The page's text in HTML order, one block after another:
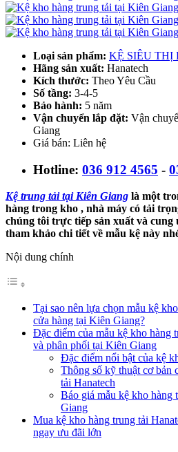
Loại sản phẩm: KỆ SIÊU THỊ
Hãng sản xuất: Hanatech
Kích thước: Theo Yêu Cầu
Số tầng: 3-4-5
Bảo hành: 5 năm
Vận chuyển lắp đặt: Vận
Giang
Giá bán: Liên hệ
Hotline: 036 912 4565 -
Kệ trung tải tại Kiên Giang là một
hàng trong kho , nhà máy có tải
chúng tôi trực tiếp sản xuất và
tham khảo chi tiết về mẫu kệ này
Nội dung chính
Tại sao nên lựa chọn mẫu kệ
cửa hàng tại Kiên Giang?
Đặc điểm của mẫu kệ kho hàng
và phân phối tại Kiên Giang
Đặc điểm nổi bật của kệ
Thông số kỹ thuật cơ bản
tải Hanatech
Báo giá mẫu kệ kho hàng
Giang
Mua kệ kho hàng trung tải
ngay ưu đãi lớn